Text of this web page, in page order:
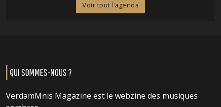
Voir tout l'agenda
QUI SOMMES-NOUS ?
VerdamMnis Magazine est le webzine des musiques